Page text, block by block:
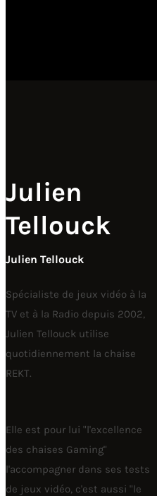
Julien
Tellouck
Julien Tellouck
Spécialiste de jeux vidéo à la
TV et à la Radio depuis 2002,
Julien Tellouck utilise
quotidiennement la chaise
REKT.
Elle est pour lui "l'excellence
des chaises Gaming"
l'accompagner dans ses tests
de jeux vidéo, c'est aussi "le